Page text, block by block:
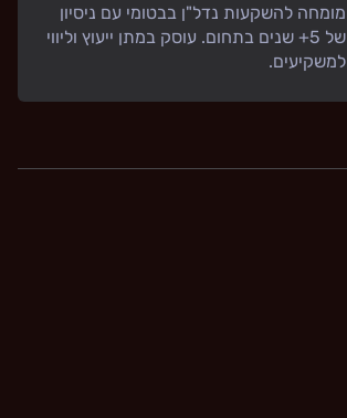
מומחה להשקעות נדל"ן בבטומי עם ניסיון
של 5+ שנים בתחום. עוסק במתן ייעוץ וליווי
למשקיעים.